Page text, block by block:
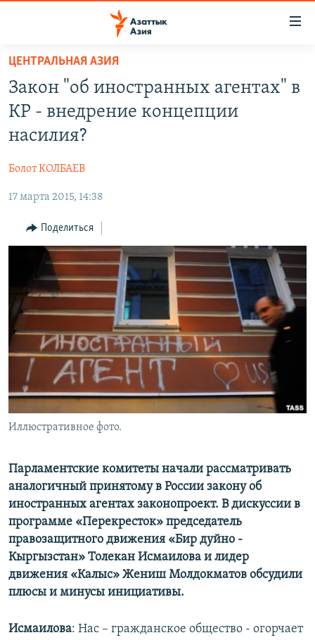
Вернуться
основному
содержанию
главной
Вернутся
поиску
ЦЕНТРАЛЬНАЯ АЗИЯ
ВОЙНА В УКРАИНЕ
КЫРГЫЗЧА
ЎЗБЕКЧА
ТОҶИКӢ
TÜRKMENÇE
Все сайты РСЕ/РС
ЦЕНТРАЛЬНАЯ АЗИЯ
Закон "об иностранных агентах" в
КР - внедрение концепции
насилия?
Болот КОЛБАЕВ
17 марта 2015, 14:38
Поделиться
Иллюстративное фото.
Парламентские комитеты начали рассматривать
аналогичный принятому в России закону об
иностранных агентах законопроект. В дискуссии в
программе «Перекресток» председатель
правозащитного движения «Бир дуйно -
Кыргызстан» Толекан Исмаилова и лидер
движения «Калыс» Жениш Молдокматов обсудили
плюсы и минусы инициативы.
Исмаилова: Нас – гражданское общество - огорчает